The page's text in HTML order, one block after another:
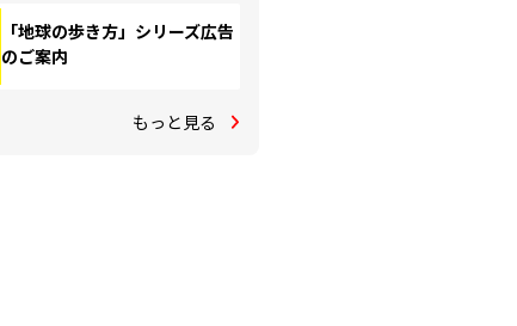
「地球の歩き方」シリーズ広告
のご案内
もっと見る